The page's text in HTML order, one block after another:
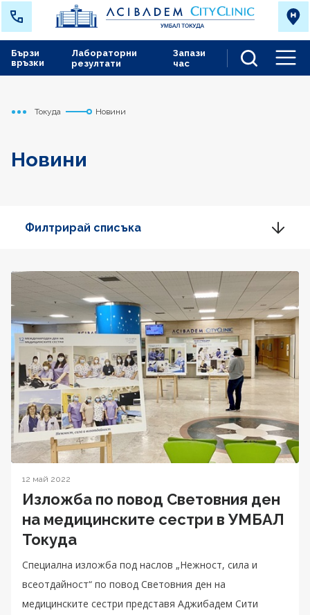
Лабораторни
резултати
Запази
час
Бързи
връзки
Начало
Токуда Новини
Новини
Филтрирай списъка
12 май 2022
Изложба по повод Световния ден
на медицинските сестри в УМБАЛ
Токуда
Специална изложба под наслов „Нежност, сила и
всеотдайност“ по повод Световния ден на
медицинските сестри представя Аджибадем Сити